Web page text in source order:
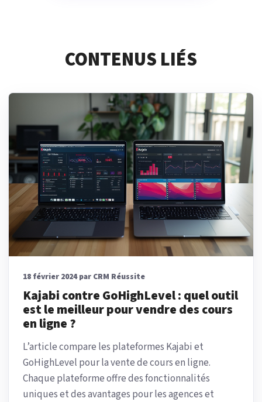
CONTENUS LIÉS
18 février 2024 par CRM Réussite
Kajabi contre GoHighLevel : quel outil
est le meilleur pour vendre des cours
en ligne ?
L’article compare les plateformes Kajabi et
GoHighLevel pour la vente de cours en ligne.
Chaque plateforme offre des fonctionnalités
uniques et des avantages pour les agences et